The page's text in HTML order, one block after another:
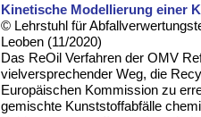
Kinetische Modellierung einer
© Lehrstuhl für
Leoben (11/2020)
Das ReOil Verfahren der OMV
vielversprechender Weg, die
Europäischen Kommission zu
gemischte Kunststoffabfälle